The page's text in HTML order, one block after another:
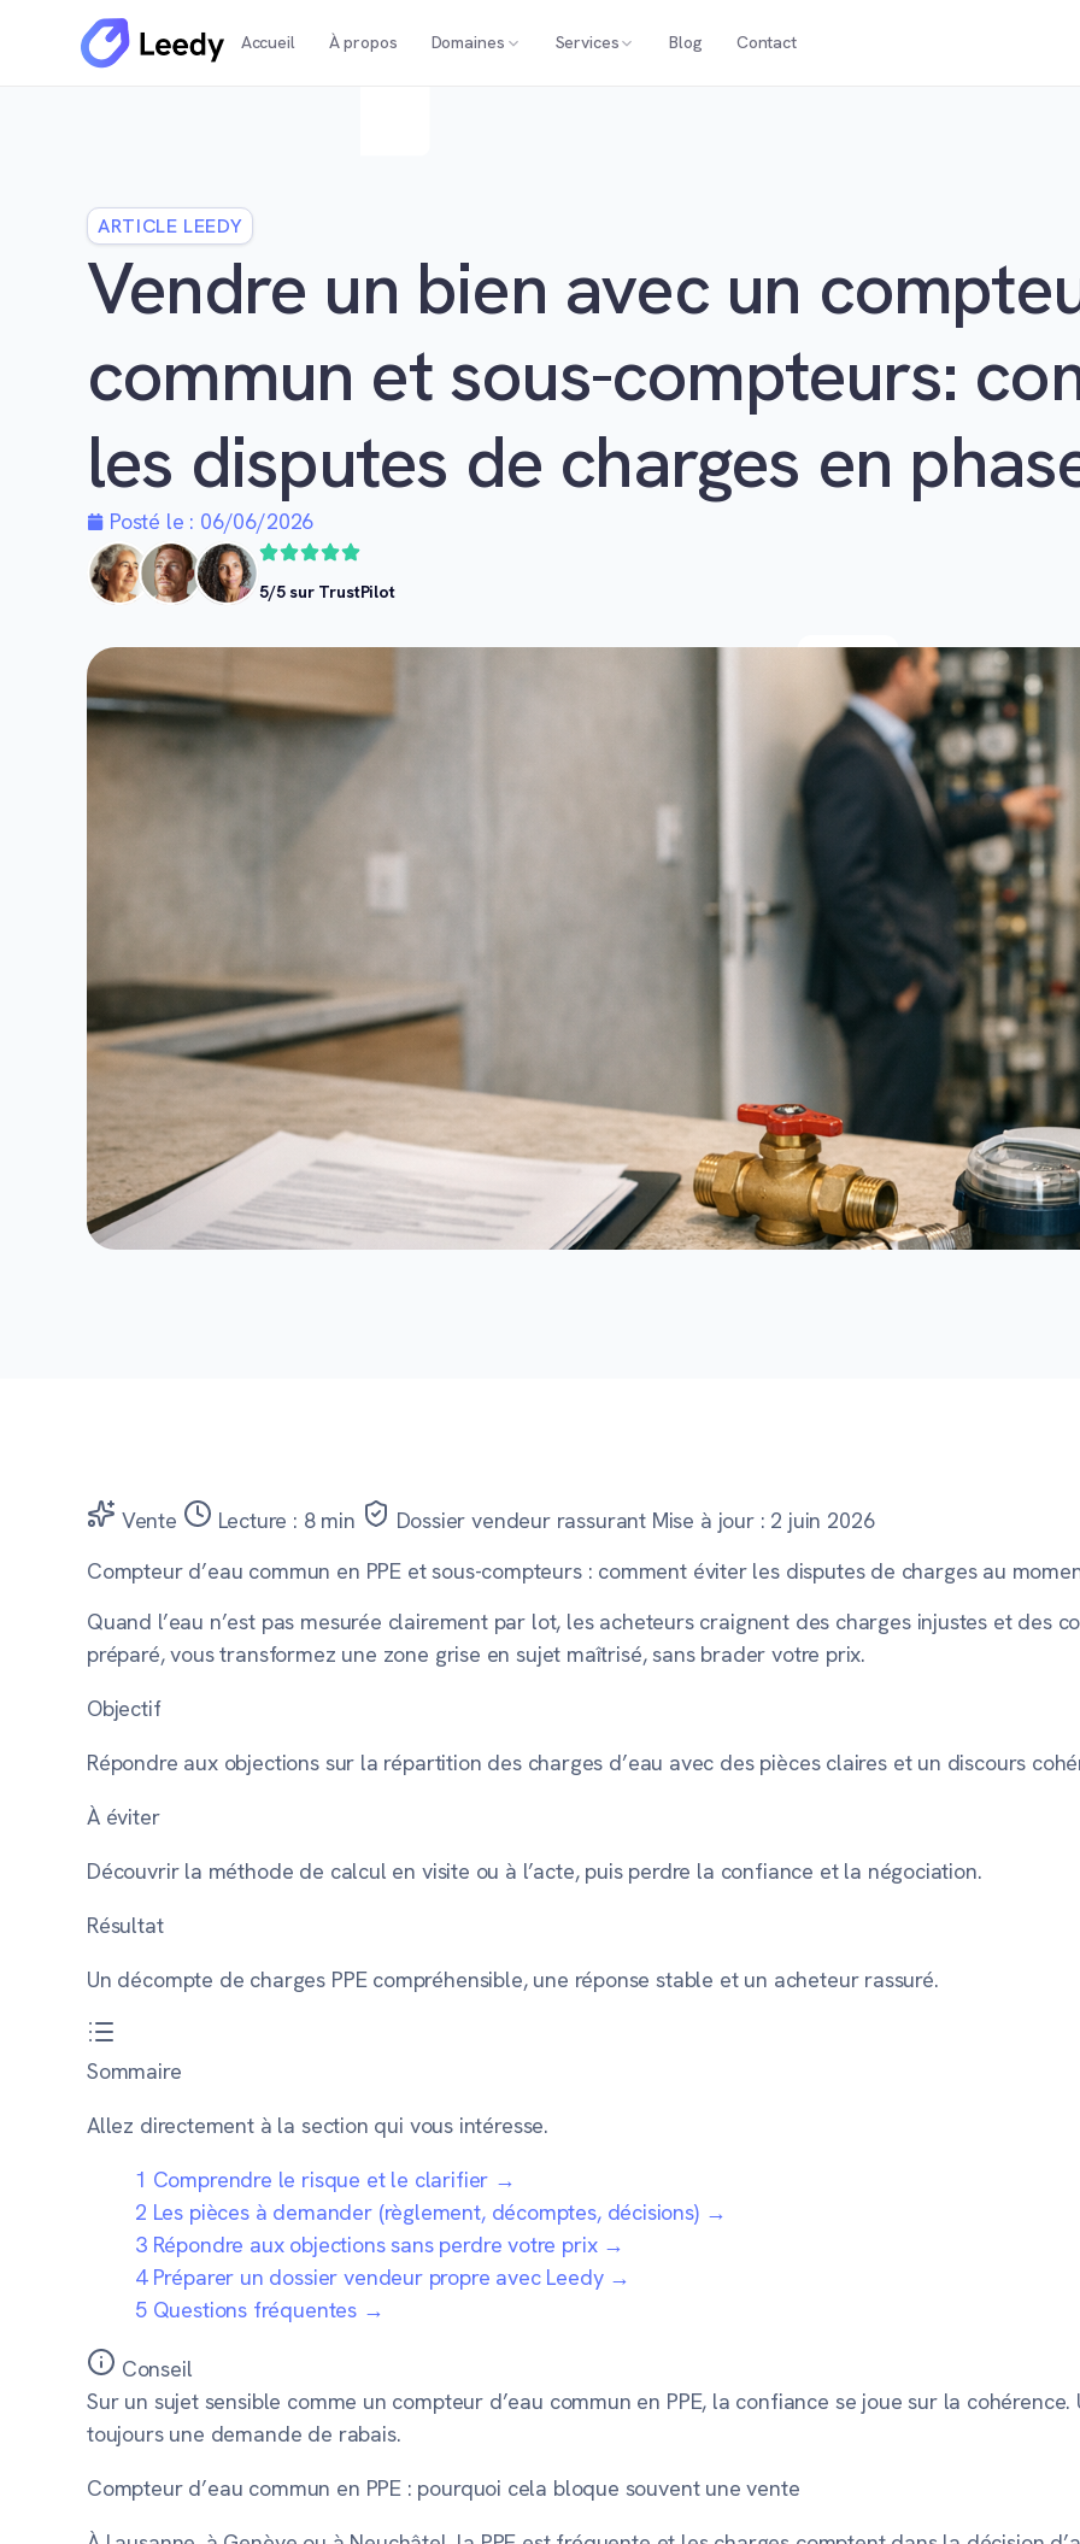
Accueil À propos Domaines Services Blog Contact
ARTICLE LEEDY
Vendre un bien avec un
commun et sous-compteurs:
les disputes de charges en
Posté le : 06/06/2026
5/5 sur TrustPilot
Vente Lecture : 8 min Dossier vendeur rassurant Mise à jour : 2 juin 2026
Compteur d’eau commun en PPE et sous-compteurs : comment éviter les disputes de charges au
Quand l’eau n’est pas mesurée clairement par lot, les acheteurs craignent des charges injustes et des
préparé, vous transformez une zone grise en sujet maîtrisé, sans brader votre prix.
Objectif
Répondre aux objections sur la répartition des charges d’eau avec des pièces claires et un discours
À éviter
Découvrir la méthode de calcul en visite ou à l’acte, puis perdre la confiance et la négociation.
Résultat
Un décompte de charges PPEcompréhensible, une réponse stable et un acheteur rassuré.
Sommaire
Allez directement à la section qui vous intéresse.
1 Comprendre le risque et le clarifier →
2 Les pièces à demander (règlement, décomptes, décisions) →
3 Répondre aux objections sans perdre votre prix →
4 Préparer un dossier vendeur propre avec Leedy →
5 Questions fréquentes →
Conseil
Sur un sujet sensible comme un compteur d’eau commun en PPE, la confiance se joue sur la
toujours une demande de rabais.
Compteur d’eau commun en PPE : pourquoi cela bloque souvent une vente